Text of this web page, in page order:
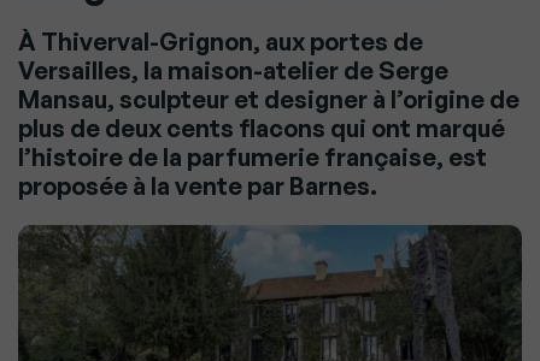
À Thiverval-Grignon, aux portes de
Versailles, la maison-atelier de Serge
Mansau, sculpteur et designer à l’origine de
plus de deux cents flacons qui ont marqué
l’histoire de la parfumerie française, est
proposée à la vente par Barnes.